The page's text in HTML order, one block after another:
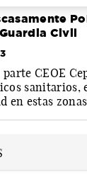
Civil
parte CEOE
sanitarios,
en estas zonas